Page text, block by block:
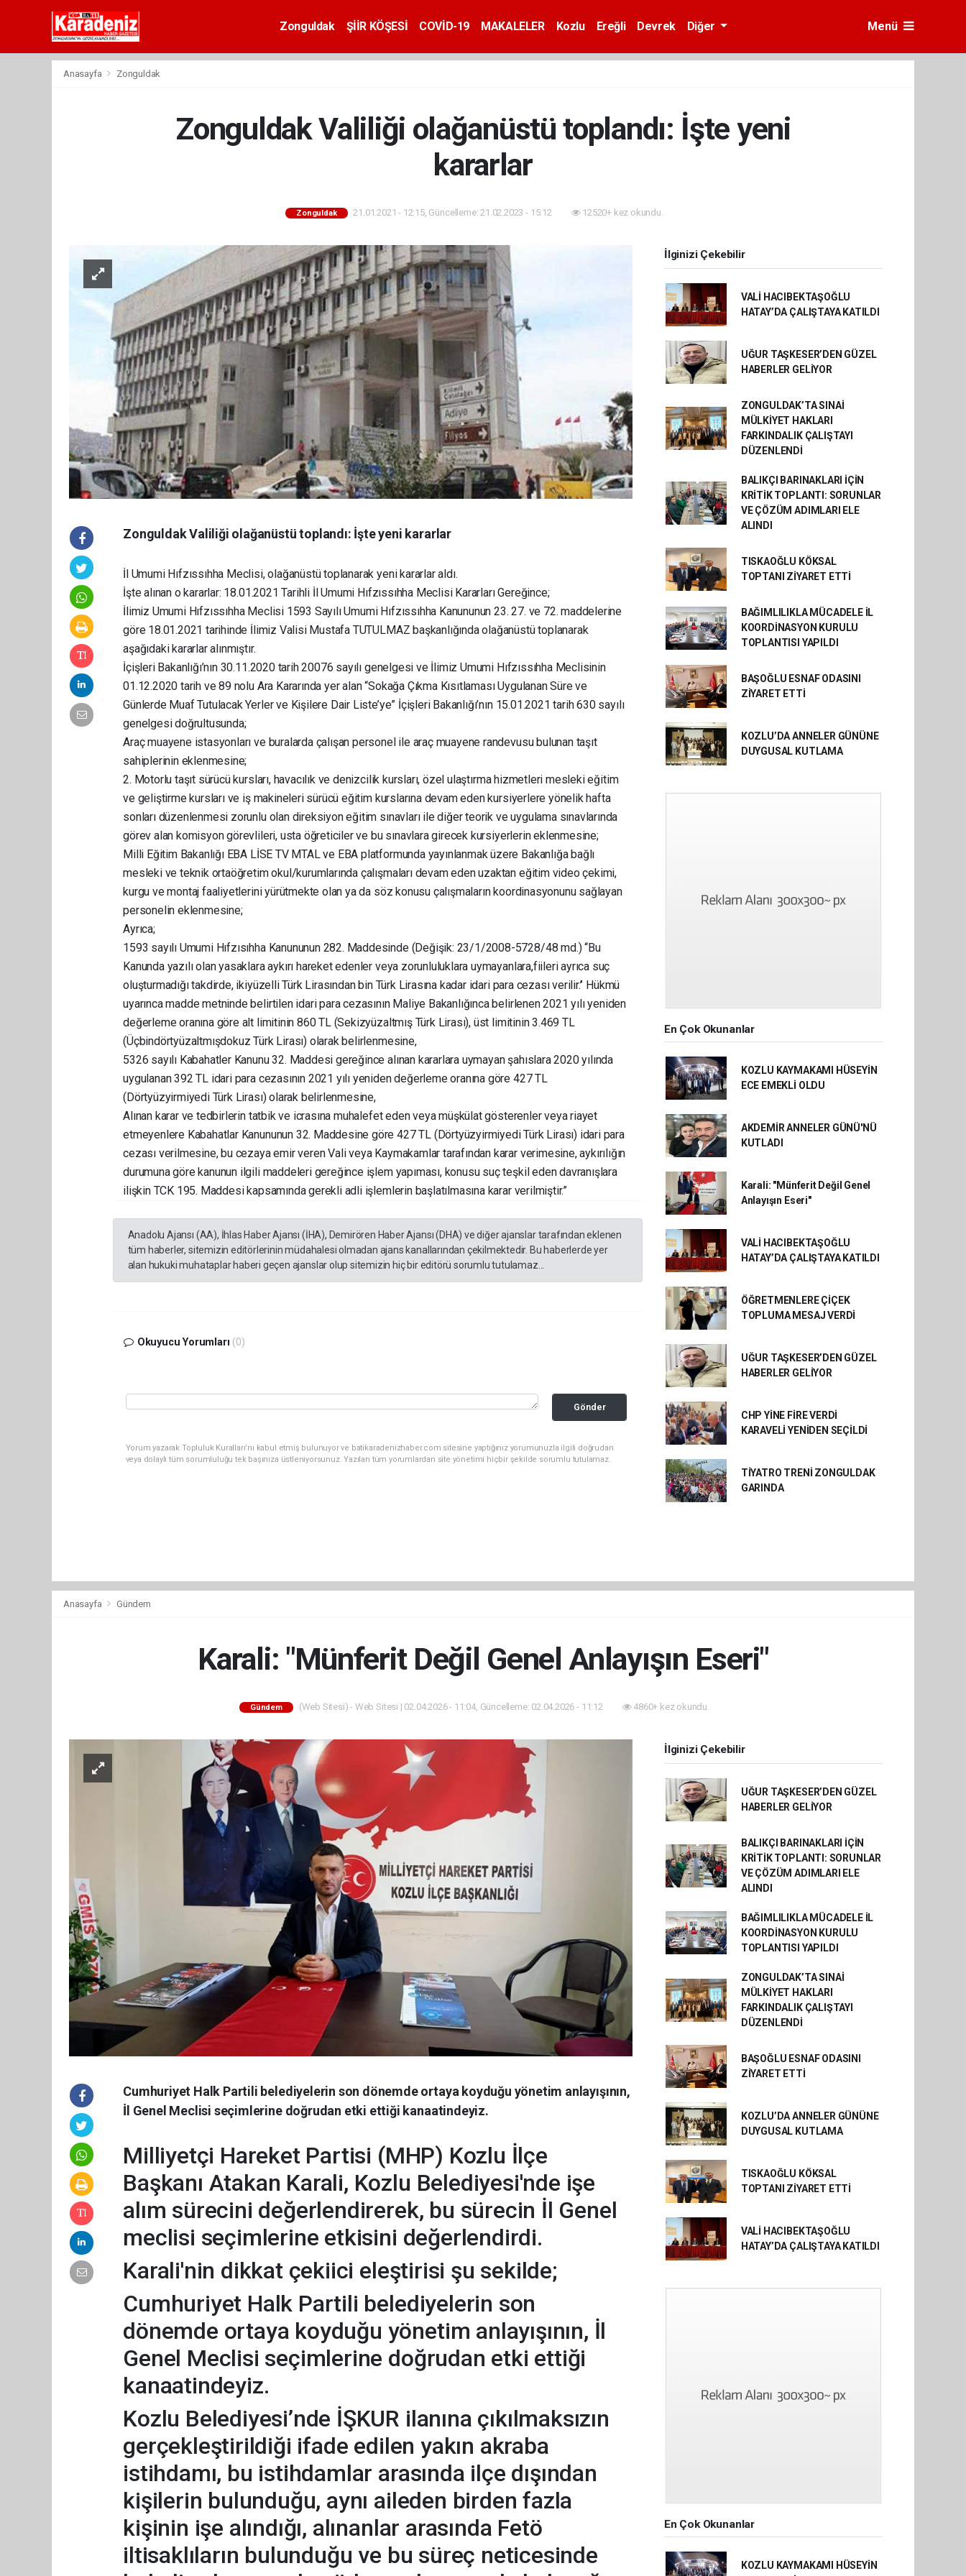
Zonguldak ŞİİR KÖŞESİ COVİD-19 MAKALELER Kozlu Ereğli Devrek Diğer Menü
Anasayfa Zonguldak
Zonguldak Valiliği olağanüstü toplandı: İşte yeni
kararlar
Zonguldak 21.01.2021 - 12:15, Güncelleme: 21.02.2023 - 15:12 12520+ kez okundu.
Zonguldak Valiliği olağanüstü toplandı: İşte yeni kararlar
İl Umumi Hıfzıssıhha Meclisi, olağanüstü toplanarak yeni kararlar aldı.
İşte alınan o kararlar: 18.01.2021 Tarihli İl Umumi Hıfzıssıhha Meclisi Kararları Gereğince;
İlimiz Umumi Hıfzıssıhha Meclisi 1593 Sayılı Umumi Hıfzıssıhha Kanununun 23. 27. ve 72. maddelerine
göre 18.01.2021 tarihinde İlimiz Valisi Mustafa TUTULMAZ başkanlığında olağanüstü toplanarak
aşağıdaki kararlar alınmıştır.
İçişleri Bakanlığı’nın 30.11.2020 tarih 20076 sayılı genelgesi ve İlimiz Umumi Hıfzıssıhha Meclisinin
01.12.2020 tarih ve 89 nolu Ara Kararında yer alan “Sokağa Çıkma Kısıtlaması Uygulanan Süre ve
Günlerde Muaf Tutulacak Yerler ve Kişilere Dair Liste’ye” İçişleri Bakanlığı’nın 15.01.2021 tarih 630 sayılı
genelgesi doğrultusunda;
Araç muayene istasyonları ve buralarda çalışan personel ile araç muayene randevusu bulunan taşıt
sahiplerinin eklenmesine;
2. Motorlu taşıt sürücü kursları, havacılık ve denizcilik kursları, özel ulaştırma hizmetleri mesleki eğitim
ve geliştirme kursları ve iş makineleri sürücü eğitim kurslarına devam eden kursiyerlere yönelik hafta
sonları düzenlenmesi zorunlu olan direksiyon eğitim sınavları ile diğer teorik ve uygulama sınavlarında
görev alan komisyon görevlileri, usta öğreticiler ve bu sınavlara girecek kursiyerlerin eklenmesine;
Milli Eğitim Bakanlığı EBA LİSE TV MTAL ve EBA platformunda yayınlanmak üzere Bakanlığa bağlı
mesleki ve teknik ortaöğretim okul/kurumlarında çalışmaları devam eden uzaktan eğitim video çekimi,
kurgu ve montaj faaliyetlerini yürütmekte olan ya da söz konusu çalışmaların koordinasyonunu sağlayan
personelin eklenmesine;
Ayrıca;
1593 sayılı Umumi Hıfzısıhha Kanununun 282. Maddesinde (Değişik: 23/1/2008-5728/48 md.) ‘‘Bu
Kanunda yazılı olan yasaklara aykırı hareket edenler veya zorunluluklara uymayanlara,fiileri ayrıca suç
oluşturmadığı takdirde, ikiyüzelli Türk Lirasından bin Türk Lirasına kadar idari para cezası verilir.’’ Hükmü
uyarınca madde metninde belirtilen idari para cezasının Maliye Bakanlığınca belirlenen 2021 yılı yeniden
değerleme oranına göre alt limitinin 860 TL (Sekizyüzaltmış Türk Lirası), üst limitinin 3.469 TL
(Üçbindörtyüzaltmışdokuz Türk Lirası) olarak belirlenmesine,
5326 sayılı Kabahatler Kanunu 32. Maddesi gereğince alınan kararlara uymayan şahıslara 2020 yılında
uygulanan 392 TL idari para cezasının 2021 yılı yeniden değerleme oranına göre 427 TL
(Dörtyüzyirmiyedi Türk Lirası) olarak belirlenmesine,
Alınan karar ve tedbirlerin tatbik ve icrasına muhalefet eden veya müşkülat gösterenler veya riayet
etmeyenlere Kabahatlar Kanununun 32. Maddesine göre 427 TL (Dörtyüzyirmiyedi Türk Lirası) idari para
cezası verilmesine, bu cezaya emir veren Vali veya Kaymakamlar tarafından karar verimesine, aykırılığın
durumuna göre kanunun ilgili maddeleri gereğince işlem yapıması, konusu suç teşkil eden davranışlara
ilişkin TCK 195. Maddesi kapsamında gerekli adli işlemlerin başlatılmasına karar verilmiştir.”
Anadolu Ajansı (AA), İhlas Haber Ajansı (İHA), Demirören Haber Ajansı (DHA) ve diğer ajanslar tarafından eklenen
tüm haberler, sitemizin editörlerinin müdahalesi olmadan ajans kanallarından çekilmektedir. Bu haberlerde yer
alan hukuki muhataplar haberi geçen ajanslar olup sitemizin hiç bir editörü sorumlu tutulamaz...
Okuyucu Yorumları (0)
Gönder
Yorum yazarak Topluluk Kuralları’nı kabul etmiş bulunuyor ve batikaradenizhaber.com sitesine yaptığınız yorumunuzla ilgili doğrudan
veya dolaylı tüm sorumluluğu tek başınıza üstleniyorsunuz. Yazılan tüm yorumlardan site yönetimi hiçbir şekilde sorumlu tutulamaz.
İlginizi Çekebilir
VALİ HACIBEKTAŞOĞLU
HATAY’DA ÇALIŞTAYA KATILDI
UĞUR TAŞKESER’DEN GÜZEL
HABERLER GELİYOR
ZONGULDAK’TA SINAİ
MÜLKİYET HAKLARI
FARKINDALIK ÇALIŞTAYI
DÜZENLENDİ
BALIKÇI BARINAKLARI İÇİN
KRİTİK TOPLANTI: SORUNLAR
VE ÇÖZÜM ADIMLARI ELE
ALINDI
TISKAOĞLU KÖKSAL
TOPTANI ZİYARET ETTİ
BAĞIMLILIKLA MÜCADELE İL
KOORDİNASYON KURULU
TOPLANTISI YAPILDI
BAŞOĞLU ESNAF ODASINI
ZİYARET ETTİ
KOZLU’DA ANNELER GÜNÜNE
DUYGUSAL KUTLAMA
En Çok Okunanlar
KOZLU KAYMAKAMI HÜSEYİN
ECE EMEKLİ OLDU
AKDEMİR ANNELER GÜNÜ'NÜ
KUTLADI
Karali: "Münferit Değil Genel
Anlayışın Eseri"
VALİ HACIBEKTAŞOĞLU
HATAY’DA ÇALIŞTAYA KATILDI
ÖĞRETMENLERE ÇİÇEK
TOPLUMA MESAJ VERDİ
UĞUR TAŞKESER’DEN GÜZEL
HABERLER GELİYOR
CHP YİNE FİRE VERDİ
KARAVELİ YENİDEN SEÇİLDİ
TİYATRO TRENİ ZONGULDAK
GARINDA
Anasayfa Gündem
Karali: "Münferit Değil Genel Anlayışın Eseri"
Gündem (Web Sitesi) - Web Sitesi | 02.04.2026 - 11:04, Güncelleme: 02.04.2026 - 11:12 4860+ kez okundu.
Cumhuriyet Halk Partili belediyelerin son dönemde ortaya koyduğu yönetim anlayışının,
İl Genel Meclisi seçimlerine doğrudan etki ettiği kanaatindeyiz.
Milliyetçi Hareket Partisi (MHP) Kozlu İlçe
Başkanı Atakan Karali, Kozlu Belediyesi'nde işe
alım sürecini değerlendirerek, bu sürecin İl Genel
meclisi seçimlerine etkisini değerlendirdi.
Karali'nin dikkat çekiici eleştirisi şu sekilde;
Cumhuriyet Halk Partili belediyelerin son
dönemde ortaya koyduğu yönetim anlayışının, İl
Genel Meclisi seçimlerine doğrudan etki ettiği
kanaatindeyiz.
Kozlu Belediyesi’nde İŞKUR ilanına çıkılmaksızın
gerçekleştirildiği ifade edilen yakın akraba
istihdamı, bu istihdamlar arasında ilçe dışından
kişilerin bulunduğu, aynı aileden birden fazla
kişinin işe alındığı, alınanlar arasında Fetö
iltisaklıların bulunduğu ve bu süreç neticesinde
İlginizi Çekebilir
UĞUR TAŞKESER’DEN GÜZEL
HABERLER GELİYOR
BALIKÇI BARINAKLARI İÇİN
KRİTİK TOPLANTI: SORUNLAR
VE ÇÖZÜM ADIMLARI ELE
ALINDI
BAĞIMLILIKLA MÜCADELE İL
KOORDİNASYON KURULU
TOPLANTISI YAPILDI
ZONGULDAK’TA SINAİ
MÜLKİYET HAKLARI
FARKINDALIK ÇALIŞTAYI
DÜZENLENDİ
BAŞOĞLU ESNAF ODASINI
ZİYARET ETTİ
KOZLU’DA ANNELER GÜNÜNE
DUYGUSAL KUTLAMA
TISKAOĞLU KÖKSAL
TOPTANI ZİYARET ETTİ
VALİ HACIBEKTAŞOĞLU
HATAY’DA ÇALIŞTAYA KATILDI
En Çok Okunanlar
KOZLU KAYMAKAMI HÜSEYİN